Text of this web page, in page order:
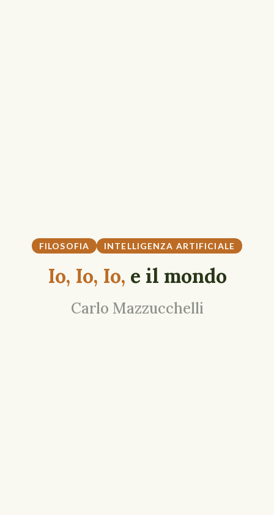
FILOSOFIA INTELLIGENZA ARTIFICIALE
Io, Io, Io, e il mondo
Carlo Mazzucchelli